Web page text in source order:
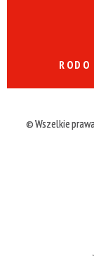
© Wszelkie